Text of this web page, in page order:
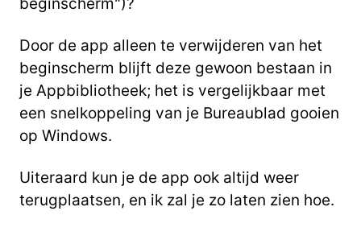
Door de app alleen te verwijderen van het
beginscherm blijft deze gewoon bestaan in
je Appbibliotheek; het is vergelijkbaar met
een snelkoppeling van je Bureaublad gooien
op Windows.
Uiteraard kun je de app ook altijd weer
terugplaatsen, en ik zal je zo laten zien hoe.